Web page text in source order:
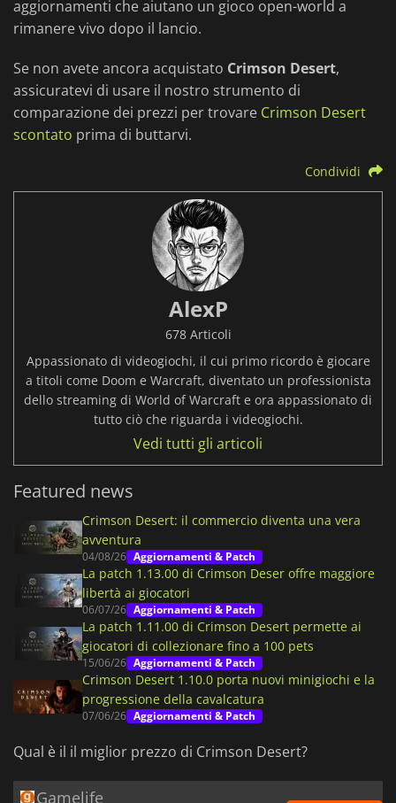
aggiornamenti che aiutano un gioco open-world a
rimanere vivo dopo il lancio.
Se non avete ancora acquistato Crimson Desert,
assicuratevi di usare il nostro strumento di
comparazione dei prezzi per trovare Crimson Desert
scontato prima di buttarvi.
Condividi
AlexP
678 Articoli
Appassionato di videogiochi, il cui primo ricordo è giocare
a titoli come Doom e Warcraft, diventato un professionista
dello streaming di World of Warcraft e ora appassionato di
tutto ciò che riguarda i videogiochi.
Vedi tutti gli articoli
Featured news
Crimson Desert: il commercio diventa una vera
avventura
04/08/26 Aggiornamenti & Patch
La patch 1.13.00 di Crimson Deser offre maggiore
libertà ai giocatori
06/07/26 Aggiornamenti & Patch
La patch 1.11.00 di Crimson Desert permette ai
giocatori di collezionare fino a 100 pets
15/06/26 Aggiornamenti & Patch
Crimson Desert 1.10.0 porta nuovi minigiochi e la
progressione della cavalcatura
07/06/26 Aggiornamenti & Patch
Qual è il il miglior prezzo di Crimson Desert?
Gamelife